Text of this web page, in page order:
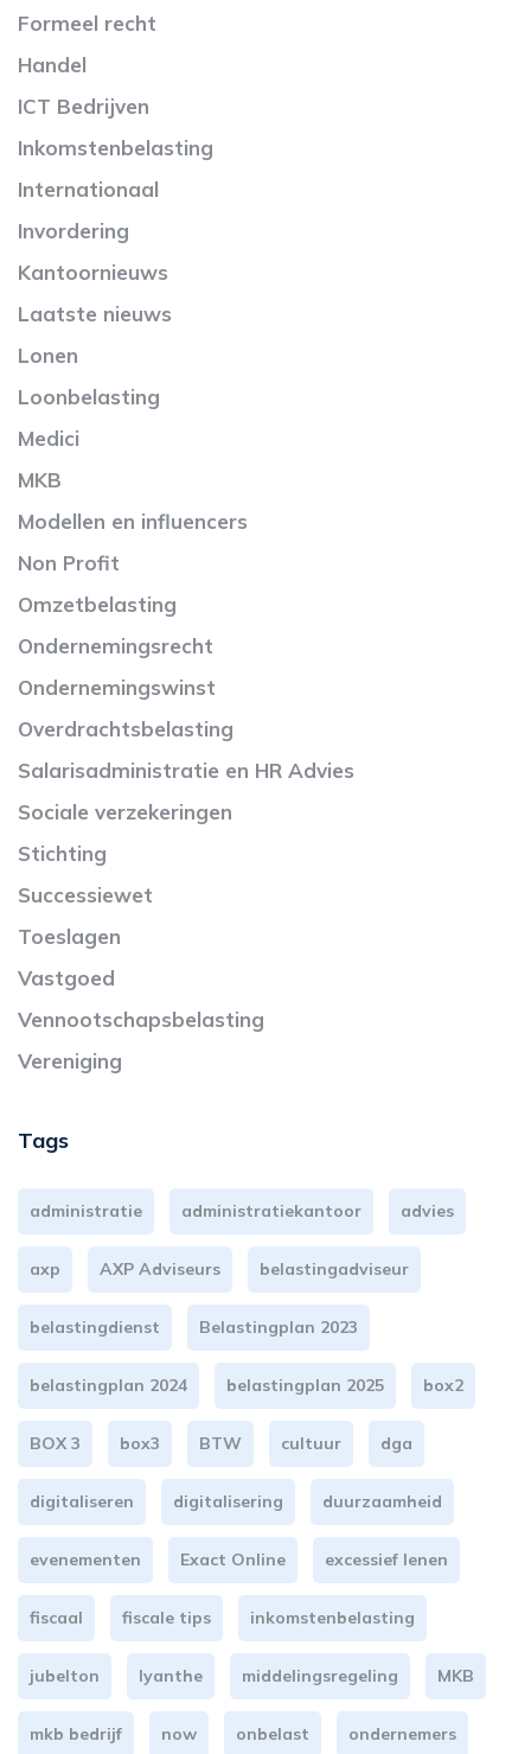
Formeel recht
Handel
ICT Bedrijven
Inkomstenbelasting
Internationaal
Invordering
Kantoornieuws
Laatste nieuws
Lonen
Loonbelasting
Medici
MKB
Modellen en influencers
Non Profit
Omzetbelasting
Ondernemingsrecht
Ondernemingswinst
Overdrachtsbelasting
Salarisadministratie en HR Advies
Sociale verzekeringen
Stichting
Successiewet
Toeslagen
Vastgoed
Vennootschapsbelasting
Vereniging
Tags
administratie administratiekantoor advies
axp AXP Adviseurs belastingadviseur
belastingdienst Belastingplan 2023
belastingplan 2024 belastingplan 2025 box2
BOX 3 box3 BTW cultuur dga
digitaliseren digitalisering duurzaamheid
evenementen Exact Online excessief lenen
fiscaal fiscale tips inkomstenbelasting
jubelton lyanthe middelingsregeling MKB
mkb bedrijf now onbelast ondernemers